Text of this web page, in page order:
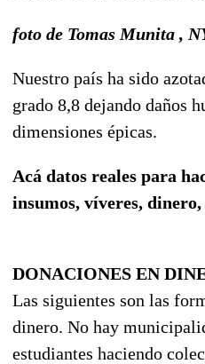
foto de Tomas Munita ,
Nuestro país ha sido
grado 8,8 dejando daños
dimensiones épicas.
Acá datos reales para
insumos, víveres,
DONACIONES EN
Las siguientes son las
dinero. No hay
estudiantes haciendo